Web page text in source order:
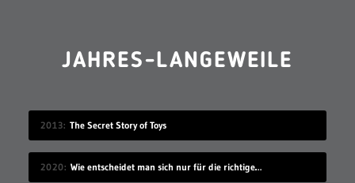
JAHRES-LANGEWEILE
2013 The Secret Story of Toys
2020 Wie entscheidet man sich nur für die richtige Idee?